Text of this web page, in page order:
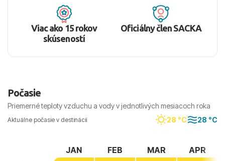
Viac ako 15 rokov
skúseností
Oficiálny člen SACKA
Počasie
Priemerné teploty vzduchu a vody v jednotlivých mesiacoch roka
Aktuálne počasie v destinácii 28 °C 28 °C
JAN
FEB
MAR
APR